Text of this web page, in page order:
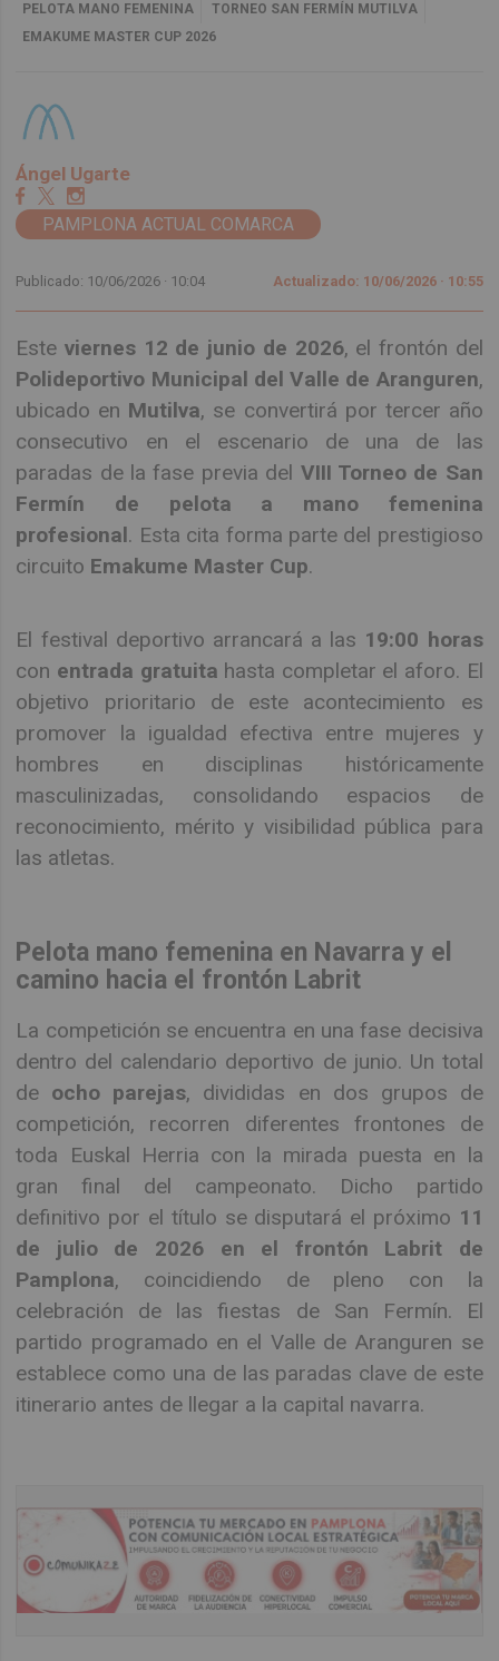
PELOTA MANO FEMENINA
TORNEO SAN FERMÍN MUTILVA
EMAKUME MASTER CUP 2026
Ángel Ugarte
PAMPLONA ACTUAL COMARCA
Publicado: 10/06/2026 · 10:04 Actualizado: 10/06/2026 · 10:55
Esteviernes 12 de junio de 2026, el frontón del
Polideportivo Municipal del Valle de Aranguren,
ubicado en Mutilva, se convertirá por tercer año
consecutivo en el escenario de una de las
paradas de la fase previa del VIII Torneo de San
Fermín de pelota a mano femenina
profesional. Esta cita forma parte del prestigioso
circuito Emakume Master Cup.
El festival deportivo arrancará a las 19:00 horas
con entrada gratuita hasta completar el aforo. El
objetivo prioritario de este acontecimiento es
promover la igualdad efectiva entre mujeres y
hombres en disciplinas históricamente
masculinizadas, consolidando espacios de
reconocimiento, mérito y visibilidad pública para
las atletas.
Pelota mano femenina en Navarra y el
camino hacia el frontón Labrit
La competición se encuentra en una fase decisiva
dentro del calendario deportivo de junio. Un total
de ocho parejas, divididas en dos grupos de
competición, recorren diferentes frontones de
toda Euskal Herria con la mirada puesta en la
gran final del campeonato. Dicho partido
definitivo por el título se disputará el próximo 11
de julio de 2026 en el frontón Labrit de
Pamplona, coincidiendo de pleno con la
celebración de las fiestas de San Fermín. El
partido programado en el Valle de Aranguren se
establece como una de las paradas clave de este
itinerario antes de llegar a la capital navarra.